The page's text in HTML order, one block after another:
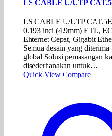
LS CABLE U/UTP
LS CABLE U/UTP
0.193 inci (4.9mm) ETL,
Ehternet Cepat, Gigabit
Semua desain yang
global Solusi pemasangan
disederhanakan untuk…
Quick View Compare